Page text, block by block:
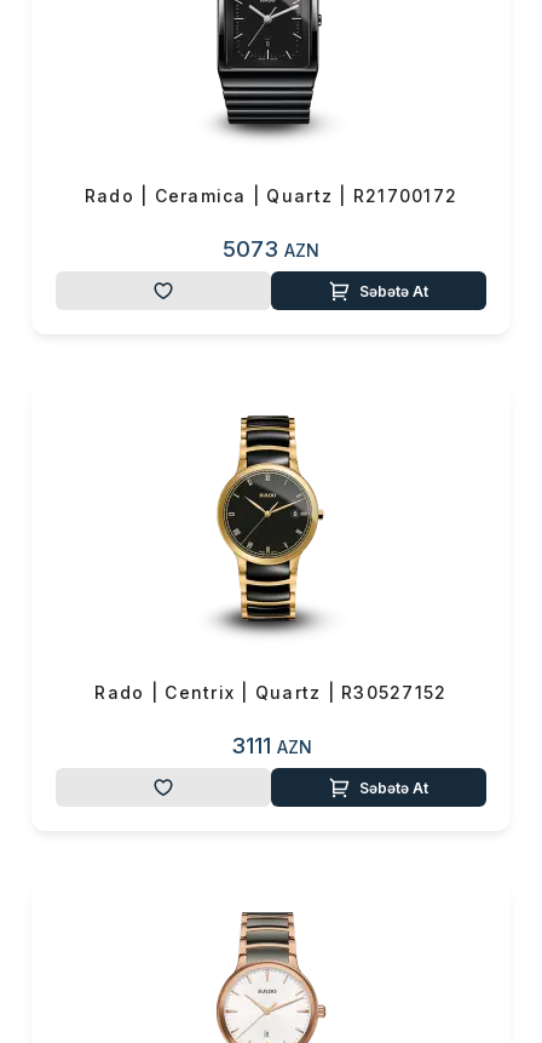
Rado | Ceramica | Quartz | R21700172
5073 AZN
Səbətə At
Rado | Centrix | Quartz | R30527152
3111 AZN
Səbətə At